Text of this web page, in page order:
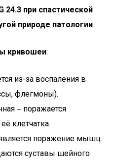
при спастической
природе патологии.
кривошеи:
из-за воспаления в
флегмоны).
‒ поражается
клетчатка.
поражение мышц.
суставы шейного